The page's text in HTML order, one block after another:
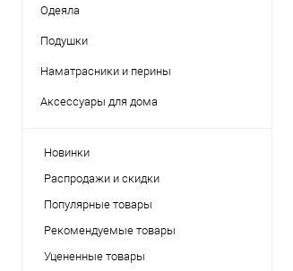
Одеяла
Подушки
Наматрасники и перины
Аксессуары для дома
Новинки
Распродажи и скидки
Популярные товары
Рекомендуемые товары
Уцененные товары